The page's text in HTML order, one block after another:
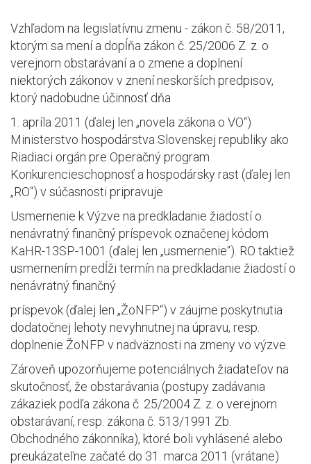
Vzhľadom na legislatívnu zmenu - zákon č. 58/2011,
ktorým sa mení a dopĺňa zákon č. 25/2006 Z. z. o
verejnom obstarávaní a o zmene a doplnení
niektorých zákonov v znení neskorších predpisov,
ktorý nadobudne účinnosť dňa
1. apríla 2011 (ďalej len „novela zákona o VO“)
Ministerstvo hospodárstva Slovenskej republiky ako
Riadiaci orgán pre Operačný program
Konkurencieschopnosť a hospodársky rast (ďalej len
„RO“) v súčasnosti pripravuje
Usmernenie k Výzve na predkladanie žiadostí o
nenávratný finančný príspevok označenej kódom
KaHR-13SP-1001 (ďalej len „usmernenie“). RO taktiež
usmernením predĺži termín na predkladanie žiadostí o
nenávratný finančný
príspevok (ďalej len „ŽoNFP“) v záujme poskytnutia
dodatočnej lehoty nevyhnutnej na úpravu, resp.
doplnenie ŽoNFP v nadväznosti na zmeny vo výzve.
Zároveň upozorňujeme potenciálnych žiadateľov na
skutočnosť, že obstarávania (postupy zadávania
zákaziek podľa zákona č. 25/2004 Z. z. o verejnom
obstarávaní, resp. zákona č. 513/1991 Zb.
Obchodného zákonníka), ktoré boli vyhlásené alebo
preukázateľne začaté do 31. marca 2011 (vrátane)